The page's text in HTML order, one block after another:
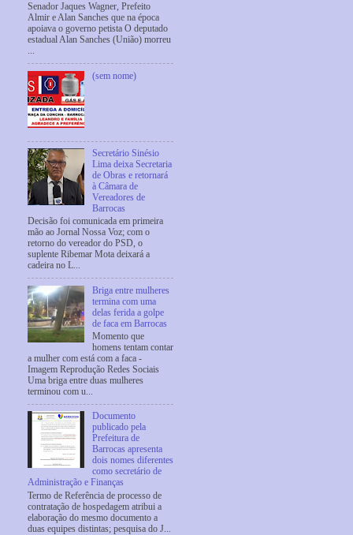
Senador Jaques Wagner, Prefeito
Almir e Alan Sanches que na época
apoiava o governo petista O deputado
estadual Alan Sanches (União) morreu
...
(sem nome)
Secretário Sinésio
Lima deixa Secretaria
de Obras e retornará
à Câmara de
Vereadores de
Barrocas
Decisão foi comunicada em primeira
mão ao Jornal Nossa Voz; com o
retorno do vereador do PSD, o
suplente Ribemar Mota deixará a
cadeira no L...
Briga entre mulheres
termina com uma
delas ferida a golpe
de faca em Barrocas
Momento que
homens tentam contar
a mulher com está com a faca -
Imagem Reprodução Redes Sociais
Uma briga entre duas mulheres
terminou com u...
Documento
publicado pela
Prefeitura de
Barrocas apresenta
dois nomes diferentes
como secretário de
Administração e Finanças
Termo de Referência de processo de
contratação de hospedagem atribui a
elaboração do mesmo documento a
duas equipes distintas; pesquisa do J...